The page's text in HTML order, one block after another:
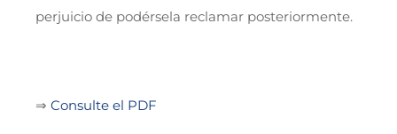
perjuicio de podérsela reclamar posteriormente.
⇒ Consulte el PDF